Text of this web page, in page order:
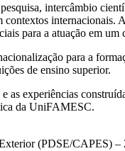
intercâmbio
contextos
para a atuação em
para a
de ensino superior.
as experiências
da UniFAMESC.
(PDSE/CAPES) –